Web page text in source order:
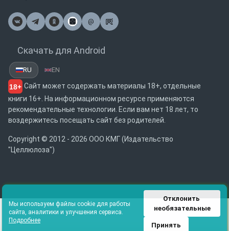
@
Почта
Скачать для Android
RU EN
18+ Сайт может содержать материалы 18+, отдельные
книги 16+. На информационном ресурсе применяются
рекомендательные технологии. Если вам нет 18 лет, то
воздержитесь посещать сайт без родителей.
Copyright © 2012 - 2026 ООО КМГ (Издательство
"Целлюлоза")
Мы используем файлы cookie для работы
сайта, аналитики и улучшения сервиса.
Подробнее
Отклонить
необязательные
Принять